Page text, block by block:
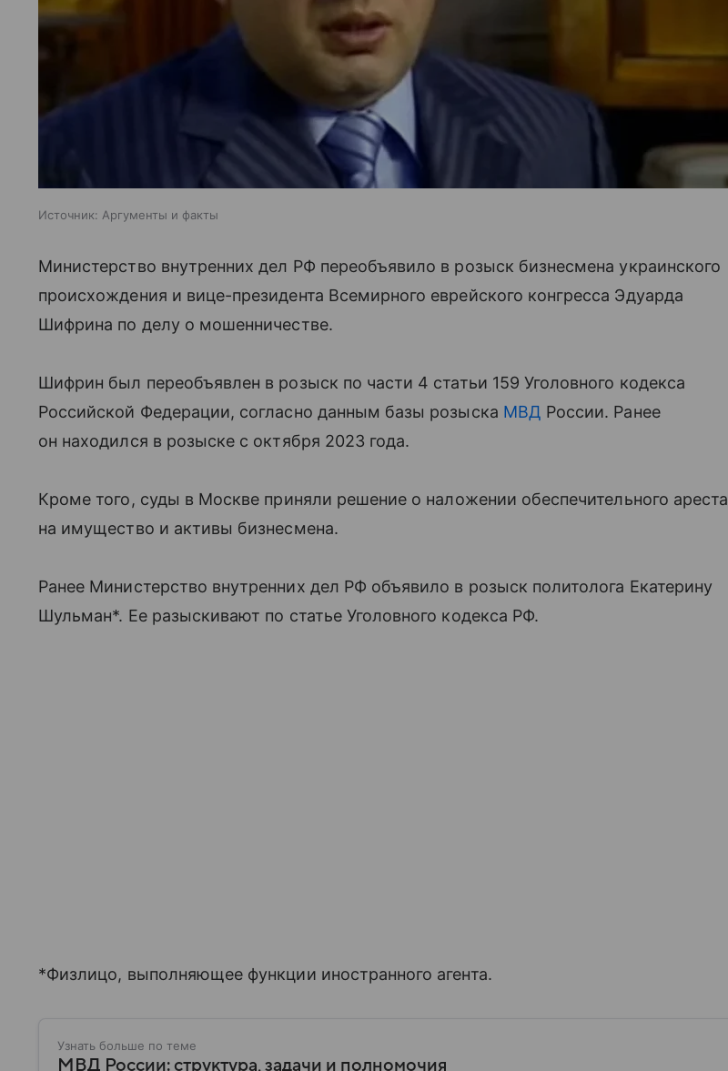
Источник: Аргументы и факты
Министерство внутренних дел РФ переобъявило в розыск бизнесмена украинского
происхождения и вице-президента Всемирного еврейского конгресса Эдуарда
Шифрина по делу о мошенничестве.
Шифрин был переобъявлен в розыск по части 4 статьи 159 Уголовного кодекса
Российской Федерации, согласно данным базы розыска МВД России. Ранее
он находился в розыске с октября 2023 года.
Кроме того, суды в Москве приняли решение о наложении обеспечительного ареста
на имущество и активы бизнесмена.
Ранее Министерство внутренних дел РФ объявило в розыск политолога Екатерину
Шульман*. Ее разыскивают по статье Уголовного кодекса РФ.
*Физлицо, выполняющее функции иностранного агента.
Узнать больше по теме
МВД России: структура, задачи и полномочия